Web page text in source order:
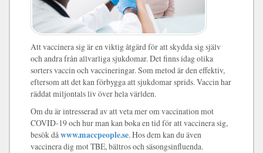
Att vaccinera sig är en viktig åtgärd för att skydda sig själv
och andra från allvarliga sjukdomar. Det finns idag olika
sorters vaccin och vaccineringar. Som metod är den effektiv,
eftersom att det kan förbygga att sjukdomar sprids. Vaccin har
räddat miljontals liv över hela världen.
Om du är intresserad av att veta mer om vaccination mot
COVID-19 och hur man kan boka en tid för att vaccinera sig,
besök dåwww.maccpeople.se. Hos dem kan du även
vaccinera dig mot TBE, bältros och säsongsinfluenda.